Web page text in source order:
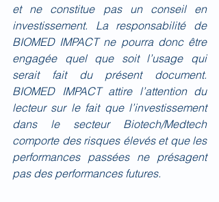
et ne constitue pas un conseil en
investissement. La responsabilité de
BIOMED IMPACT ne pourra donc être
engagée quel que soit l’usage qui
serait fait du présent document.
BIOMED IMPACT attire l’attention du
lecteur sur le fait que l’investissement
dans le secteur Biotech/Medtech
comporte des risques élevés et que les
performances passées ne présagent
pas des performances futures.